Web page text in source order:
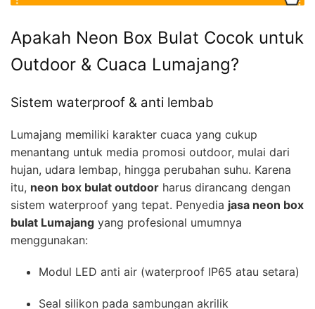
Apakah Neon Box Bulat Cocok untuk
Outdoor & Cuaca Lumajang?
Sistem waterproof & anti lembab
Lumajang memiliki karakter cuaca yang cukup
menantang untuk media promosi outdoor, mulai dari
hujan, udara lembap, hingga perubahan suhu. Karena
itu, neon box bulat outdoor harus dirancang dengan
sistem waterproof yang tepat. Penyedia jasa neon box
bulat Lumajang yang profesional umumnya
menggunakan:
Modul LED anti air (waterproof IP65 atau setara)
Seal silikon pada sambungan akrilik